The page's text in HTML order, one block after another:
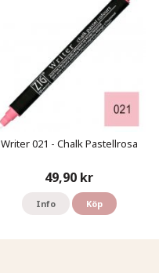
Writer 021 - Chalk Pastellrosa
49,90 kr
Info Köp